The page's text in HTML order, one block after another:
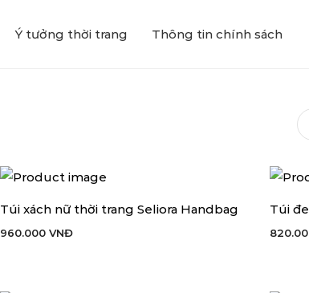
Ý tưởng thời trang Thông tin chính sách
THÊM VÀO GIỎ HÀNG
Túi xách nữ thời trang Seliora Handbag
960.000 VNĐ
THÊM
Túi